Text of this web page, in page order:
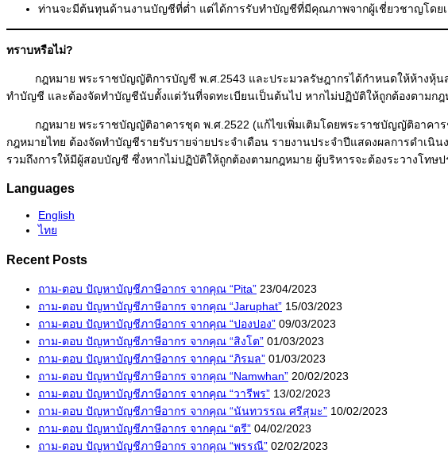
ท่านจะมีต้นทุนด้านงานบัญชีที่ต่ำ แต่ได้การรับทำบัญชีที่มีคุณภาพจากผู้เชี่ยวชาญโดย
ทราบหรือไม่?
กฎหมาย พระราชบัญญัติการบัญชี พ.ศ.2543 และประมวลรัษฎากรได้กำหนดให้ห้างหุ้นส่
ทำบัญชี และต้องจัดทำบัญชีนับตั้งแต่วันที่จดทะเบียนเป็นต้นไป หากไม่ปฏิบัติให้ถูกต้องตามก
กฎหมาย พระราชบัญญัติอาคารชุด พ.ศ.2522 (แก้ไขเพิ่มเติมโดยพระราชบัญญัติอาคาร
กฎหมายไทย ต้องจัดทำบัญชีรายรับรายจ่ายประจำเดือน รายงานประจำปีแสดงผลการดำเ
รวมถึงการให้มีผู้สอบบัญชี ซึ่งหากไม่ปฏิบัติให้ถูกต้องตามกฎหมาย ผู้บริหารจะต้องระวางโทษป
Languages
English
ไทย
Recent Posts
ถาม-ตอบ ปัญหาบัญชีภาษีอากร จากคุณ “Pita” 23/04/2023
ถาม-ตอบ ปัญหาบัญชีภาษีอากร จากคุณ “Jaruphat” 15/03/2023
ถาม-ตอบ ปัญหาบัญชีภาษีอากร จากคุณ “ปองปอง” 09/03/2023
ถาม-ตอบ ปัญหาบัญชีภาษีอากร จากคุณ “สิงโต” 01/03/2023
ถาม-ตอบ ปัญหาบัญชีภาษีอากร จากคุณ “ภิรมล” 01/03/2023
ถาม-ตอบ ปัญหาบัญชีภาษีอากร จากคุณ “Namwhan” 20/02/2023
ถาม-ตอบ ปัญหาบัญชีภาษีอากร จากคุณ “วารีพร” 13/02/2023
ถาม-ตอบ ปัญหาบัญชีภาษีอากร จากคุณ “นันทวรรณ ศรีสุมะ” 10/02/2023
ถาม-ตอบ ปัญหาบัญชีภาษีอากร จากคุณ “ตรี” 04/02/2023
ถาม-ตอบ ปัญหาบัญชีภาษีอากร จากคุณ “พรรณี” 02/02/2023